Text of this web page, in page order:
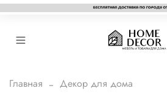
Главная Декор для дома